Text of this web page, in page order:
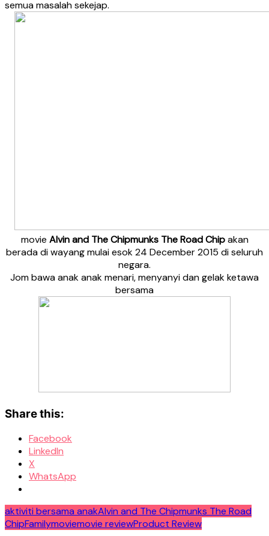
semua masalah sekejap.
movie Alvin and The Chipmunks The Road Chipakan
berada di wayang mulai esok 24 December 2015 di seluruh
negara.
Jom bawa anak anak menari, menyanyi dan gelak ketawa
bersama
Share this:
Facebook
LinkedIn
X
WhatsApp
aktiviti bersama anakAlvin and The Chipmunks The Road
ChipFamilymoviemovie reviewProduct Review